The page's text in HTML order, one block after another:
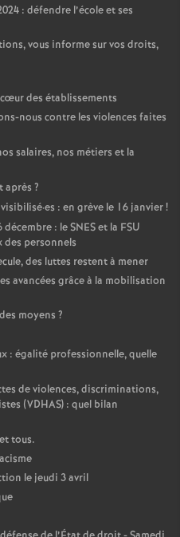
é
a
n
s
o
u
s
: défendre l’école et ses
vous informe sur vos droits,
des établissements
nous contre les violences faites
salaires, nos métiers et la
après ?
·es : en grève le 16 janvier!
: le SNES et la FSU
personnels
des luttes restent à mener
avancées grâce à la mobilisation
moyens ?
: égalité professionnelle, quelle
de violences, discriminations,
(VDHAS) : quel bilan
tous.
le jeudi 3 avril